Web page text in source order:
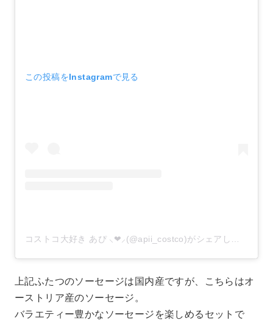
この投稿をInstagramで見る
コストコ大好き あぴ ⸜❤︎⸝‍(@apii_costco)がシェアした投稿
上記ふたつのソーセージは国内産ですが、こちらはオ
ーストリア産のソーセージ。
バラエティー豊かなソーセージを楽しめるセットで